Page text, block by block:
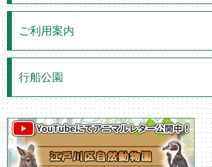
ご利用案内
行船公園